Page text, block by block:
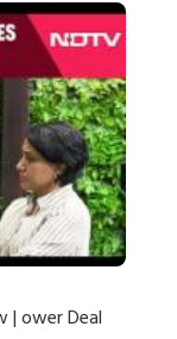
| ower Deal